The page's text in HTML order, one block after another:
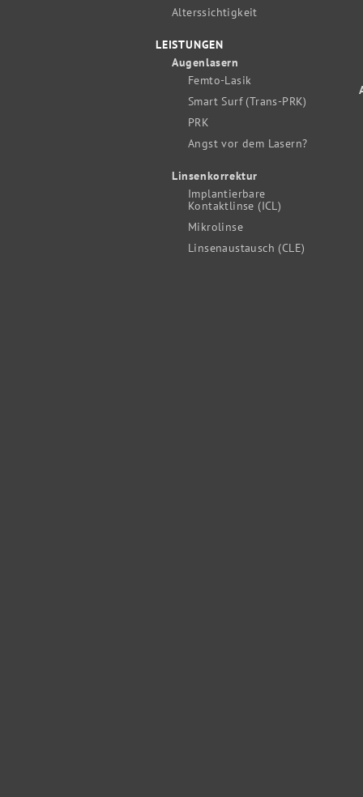
Alterssichtigkeit
LEISTUNGEN
Augenlasern
Femto-Lasik
Smart Surf (Trans-PRK)
PRK
Angst vor dem Lasern?
Linsenkorrektur
Implantierbare
Kontaktlinse (ICL)
Mikrolinse
Linsenaustausch (CLE)